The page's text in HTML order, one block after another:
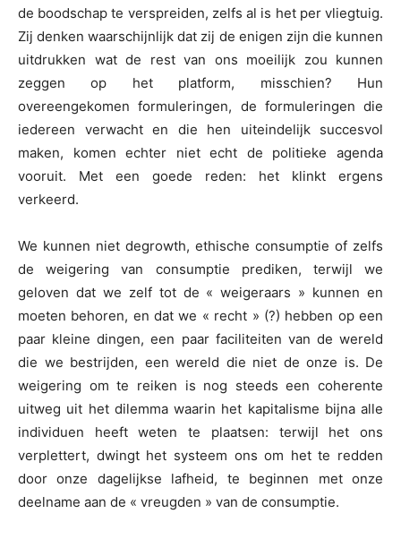
de boodschap te verspreiden, zelfs al is het per vliegtuig.
Zij denken waarschijnlijk dat zij de enigen zijn die kunnen
uitdrukken wat de rest van ons moeilijk zou kunnen
zeggen op het platform, misschien? Hun
overeengekomen formuleringen, de formuleringen die
iedereen verwacht en die hen uiteindelijk succesvol
maken, komen echter niet echt de politieke agenda
vooruit. Met een goede reden: het klinkt ergens
verkeerd.
We kunnen niet degrowth, ethische consumptie of zelfs
de weigering van consumptie prediken, terwijl we
geloven dat we zelf tot de « weigeraars » kunnen en
moeten behoren, en dat we « recht » (?) hebben op een
paar kleine dingen, een paar faciliteiten van de wereld
die we bestrijden, een wereld die niet de onze is. De
weigering om te reiken is nog steeds een coherente
uitweg uit het dilemma waarin het kapitalisme bijna alle
individuen heeft weten te plaatsen: terwijl het ons
verplettert, dwingt het systeem ons om het te redden
door onze dagelijkse lafheid, te beginnen met onze
deelname aan de « vreugden » van de consumptie.